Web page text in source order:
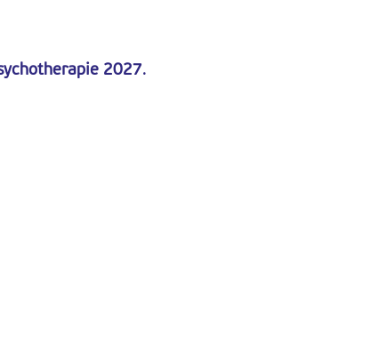
2027.